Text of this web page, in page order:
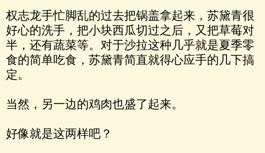
权志龙手忙脚乱的过去把锅盖拿起来，苏黛青很
好心的洗手，把小块西瓜切过之后，又把草莓对
半，还有蔬菜等。对于沙拉这种几乎就是夏季零
食的简单吃食，苏黛青简直就得心应手的几下搞
定。
当然，另一边的鸡肉也盛了起来。
好像就是这两样吧？